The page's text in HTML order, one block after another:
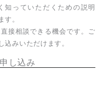
知っていただくための説明
。
接相談できる機会です。ご
みいただけます。
し込み